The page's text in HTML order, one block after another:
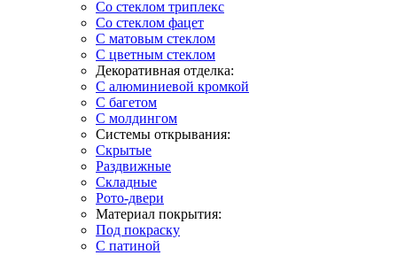
Со стеклом триплекс
Со стеклом фацет
С матовым стеклом
С цветным стеклом
Декоративная отделка:
С алюминиевой кромкой
С багетом
С молдингом
Системы открывания:
Скрытые
Раздвижные
Складные
Рото-двери
Материал покрытия:
Под покраску
С патиной